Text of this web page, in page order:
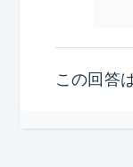
この回答